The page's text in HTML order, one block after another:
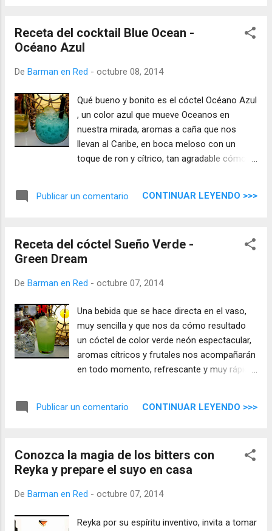
Receta del cocktail Blue Ocean -
Océano Azul
De Barman en Red - octubre 08, 2014
Qué bueno y bonito es el cóctel Océano Azul
, un color azul que mueve Oceanos en
nuestra mirada, aromas a caña que nos
llevan al Caribe, en boca meloso con un
toque de ron y cítrico, tan agradable cómo
tanto como el ron y la verdadera religión` ...
Publicar un comentario CONTINUAR LEYENDO >>>
Receta del cóctel Sueño Verde -
Green Dream
De Barman en Red - octubre 07, 2014
Una bebida que se hace directa en el vaso,
muy sencilla y que nos da cómo resultado
un cóctel de color verde neón espectacular,
aromas cítricos y frutales nos acompañarán
en todo momento, refrescante y muy rápido
Publicar un comentario CONTINUAR LEYENDO >>>
Conozca la magia de los bitters con
Reyka y prepare el suyo en casa
De Barman en Red - octubre 07, 2014
Reyka por su espíritu inventivo, invita a tomar